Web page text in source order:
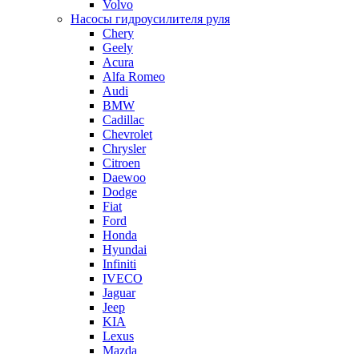
Volvo
Насосы гидроусилителя руля
Chery
Geely
Acura
Alfa Romeo
Audi
BMW
Cadillac
Chevrolet
Chrysler
Citroen
Daewoo
Dodge
Fiat
Ford
Honda
Hyundai
Infiniti
IVECO
Jaguar
Jeep
KIA
Lexus
Mazda